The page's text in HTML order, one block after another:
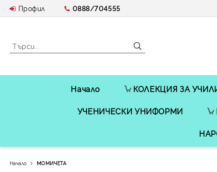
Профил 0888/704555
Начало КОЛЕКЦИЯ ЗА
УЧЕНИЧЕСКИ УНИФОРМИ
Начало МОМИЧЕТА